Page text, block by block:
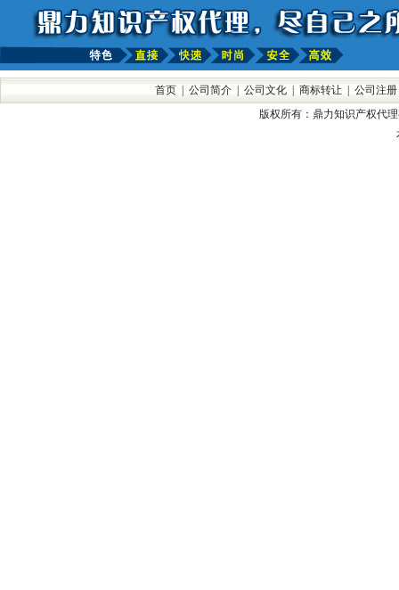
首页| 公司简介| 公司文化| 商标转让| 公司注册
版权所有：鼎力知识产权代理有限